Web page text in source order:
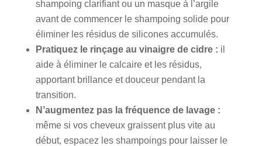
shampoing clarifiant ou un masque à l’argile
avant de commencer le shampoing solide pour
éliminer les résidus de silicones accumulés.
Pratiquez le rinçage au vinaigre de cidre : il
aide à éliminer le calcaire et les résidus,
apportant brillance et douceur pendant la
transition.
N’augmentez pas la fréquence de lavage :
même si vos cheveux graissent plus vite au
début, espacez les shampoings pour laisser le